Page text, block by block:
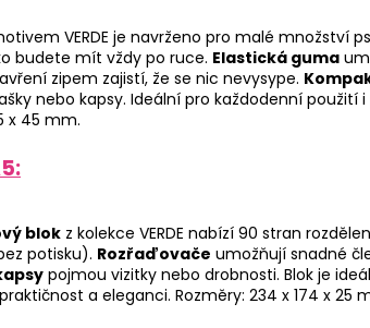
VERDE je navrženo pro malé množství
budete mít vždy po ruce. Elastická guma
zipem zajistí, že se nic nevysype.
nebo kapsy. Ideální pro každodenní použití
x 45 mm.
blok z kolekce VERDE nabízí 90 stran
potisku). Rozřaďovače umožňují snadné
pojmou vizitky nebo drobnosti. Blok je
a eleganci. Rozměry: 234 x 174 x 25